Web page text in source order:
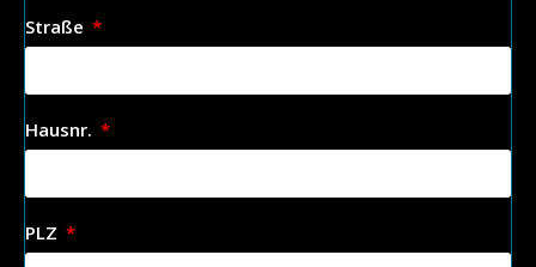
Straße
Hausnr.
PLZ